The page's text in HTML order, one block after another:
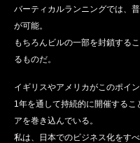
バーティカルランニングでは、
が可能。
もちろんビルの一部を封鎖する
るものだ。
イギリスやアメリカがこのポイ
1年を通して持続的に開催する
アを巻き込んでいる。
私は、日本でのビジネス化をす